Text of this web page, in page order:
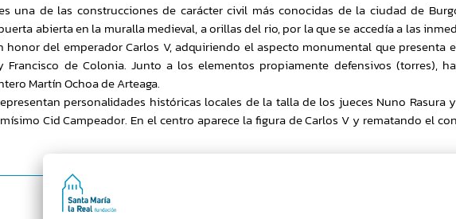
una de las construcciones de carácter civil más conocidas de la ciudad de
abierta en la muralla medieval, a orillas del rio, por la que se accedía a las
honor del emperador Carlos V, adquiriendo el aspecto monumental que presenta
Francisco de Colonia. Junto a los elementos propiamente defensivos (torres),
Martín Ochoa de Arteaga.
personalidades históricas locales de la talla de los jueces Nuno Rasura
Cid Campeador. En el centro aparece la figura de Carlos V y rematando el